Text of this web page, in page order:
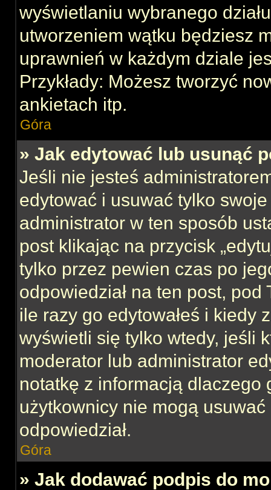
wyświetlaniu wybranego
utworzeniem wątku będziesz
uprawnień w każdym dziale
Przykłady: Możesz tworzyć
ankietach itp.
Góra
» Jak edytować lub usunąć
Jeśli nie jesteś
edytować i usuwać tylko
administrator w ten sposób
post klikając na przycisk
tylko przez pewien czas po
odpowiedział na ten post,
ile razy go edytowałeś i kiedy
wyświetli się tylko wtedy, jeśli
moderator lub administrator
notatkę z informacją
użytkownicy nie mogą
odpowiedział.
Góra
» Jak dodawać podpis do